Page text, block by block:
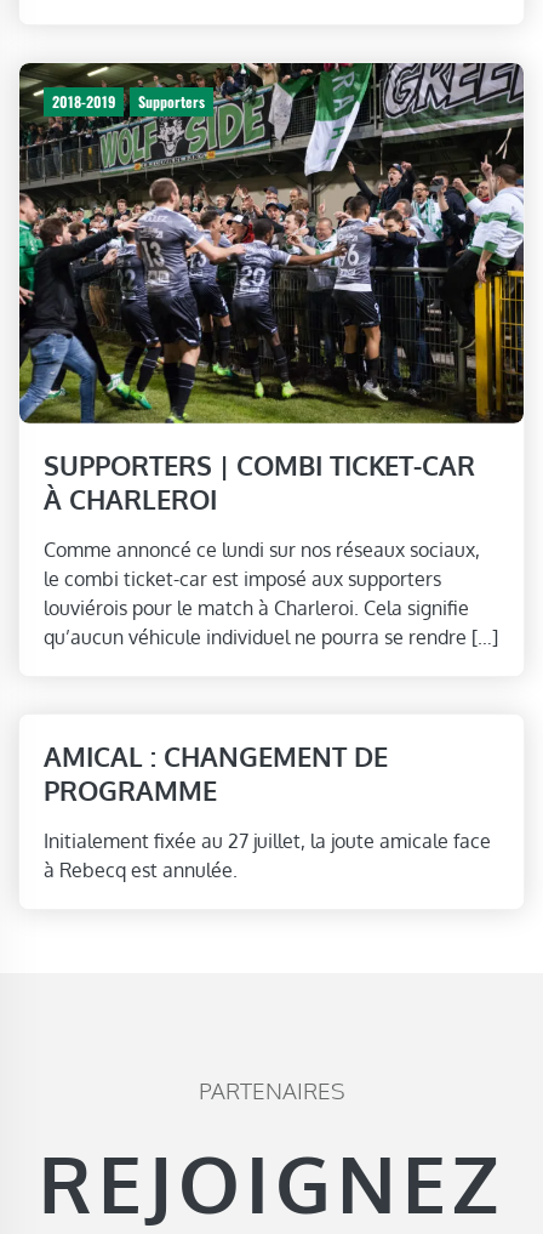
2018-2019 Supporters
SUPPORTERS | COMBI TICKET-CAR
À CHARLEROI
Comme annoncé ce lundi sur nos réseaux sociaux,
le combi ticket-car est imposé aux supporters
louviérois pour le match à Charleroi. Cela signifie
qu’aucun véhicule individuel ne pourra se rendre […]
AMICAL : CHANGEMENT DE
PROGRAMME
Initialement fixée au 27 juillet, la joute amicale face
à Rebecq est annulée.
PARTENAIRES
REJOIGNEZ